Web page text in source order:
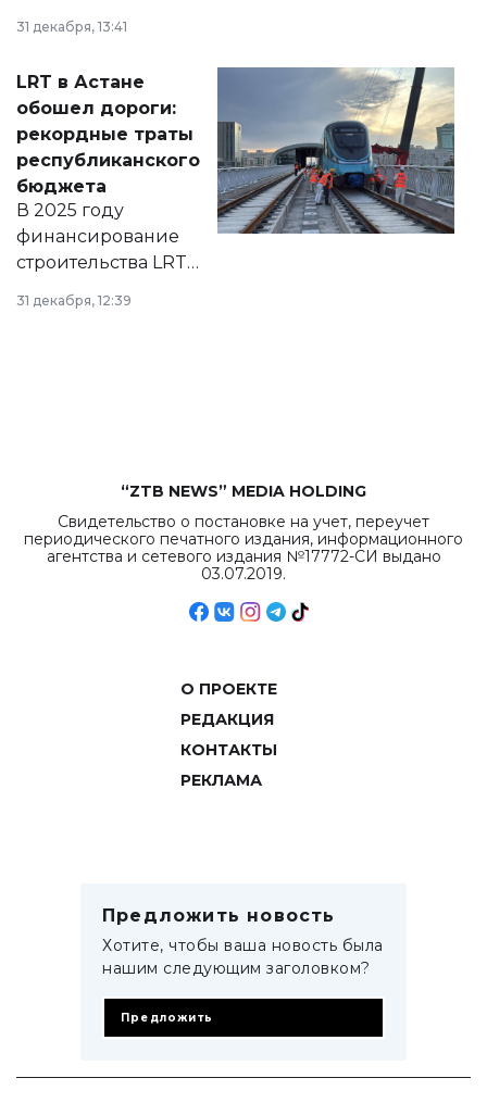
города на 2026–
2028 годы.
документ
появился в базе
нормативных
правовых актов и
на сайте маслихат
города.
31 декабря, 13:41
LRT в Астане
обошел дороги:
рекордные траты
республиканского
бюджета
В 2025 году
финансирование
строительства LRT
в Астане из
республиканского
31 декабря, 12:39
“ZTB NEWS” MEDIA HOLDING
Свидетельство о постановке на учет, переучет
периодического печатного издания, информационного
агентства и сетевого издания №17772-СИ выдано
03.07.2019.
О ПРОЕКТЕ
РЕДАКЦИЯ
КОНТАКТЫ
РЕКЛАМА
Предложить новость
Хотите, чтобы ваша новость была
нашим следующим заголовком?
Предложить